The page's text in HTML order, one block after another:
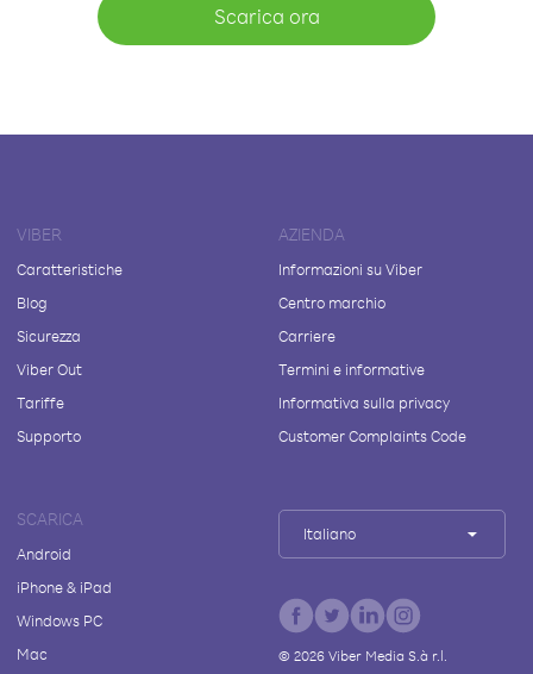
Scarica ora
VIBER
Caratteristiche
Blog
Sicurezza
Viber Out
Tariffe
Supporto
AZIENDA
Informazioni su Viber
Centro marchio
Carriere
Termini e informative
Informativa sulla privacy
Customer Complaints Code
SCARICA
Android
iPhone & iPad
Windows PC
Mac
Italiano
© 2026Viber Media S.à r.l.